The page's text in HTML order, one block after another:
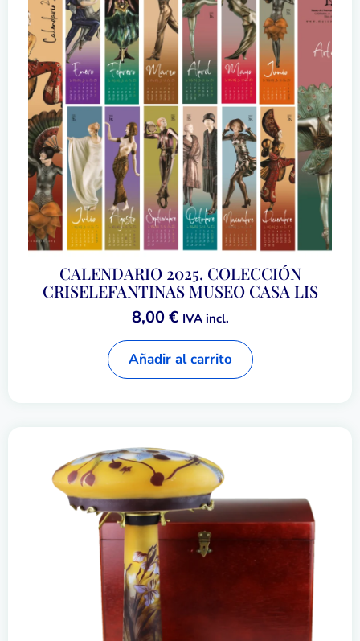
CALENDARIO 2025. COLECCIÓN
CRISELEFANTINAS MUSEO CASA LIS
8,00€ IVA incl.
Añadir al carrito